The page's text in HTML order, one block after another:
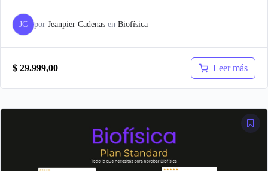
JC por Jeanpier Cadenas en Biofísica
$ 29.999,00 Leer más